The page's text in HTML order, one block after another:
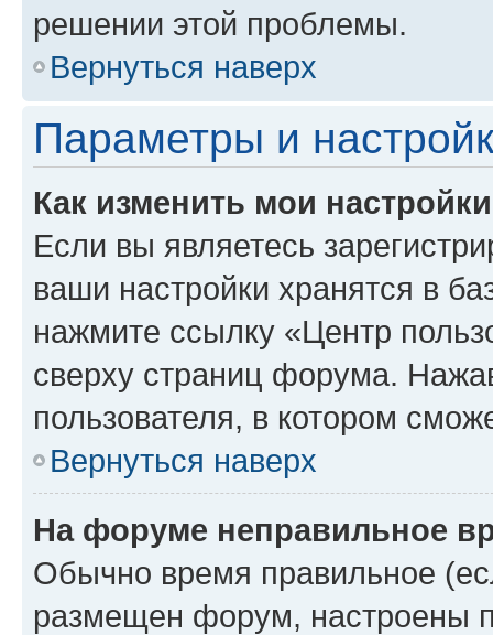
решении этой проблемы.
Вернуться наверх
Параметры и
Как изменить мои
Если вы являетесь
ваши настройки хранятся в
нажмите ссылку «Центр
сверху страниц форума.
пользователя, в котором
Вернуться наверх
На форуме неправильное
Обычно время правильное
размещен форум, настроены